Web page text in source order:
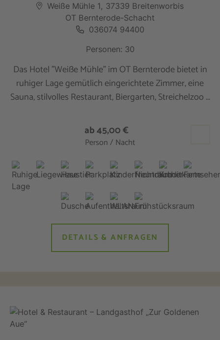
Weiße Mühle 1, 37339 Breitenworbis
OT Bernterode-Schacht
036074 94400
Personen: 30
Das Hotel "Weiße Mühle" im OT Bernterode bietet in
ruhiger Lage gemütlich eingerichtete Zimmer, eine
Sauna, stilvolles Restaurant, Biergarten, Streichelzoo ...
ab 45,00 €
Person / Nacht
DETAILS & ANFRAGEN